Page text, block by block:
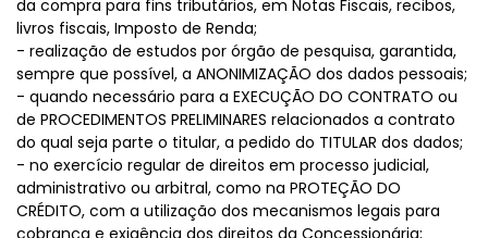
da compra para fins tributários, em Notas Fiscais, recibos,
livros fiscais, Imposto de Renda;
- realização de estudos por órgão de pesquisa, garantida,
sempre que possível, a ANONIMIZAÇÃO dos dados pessoais;
- quando necessário para a EXECUÇÃO DO CONTRATO ou
de PROCEDIMENTOS PRELIMINARES relacionados a contrato
do qual seja parte o titular, a pedido do TITULAR dos dados;
- no exercício regular de direitos em processo judicial,
administrativo ou arbitral, como na PROTEÇÃO DO
CRÉDITO, com a utilização dos mecanismos legais para
cobrança e exigência dos direitos da Concessionária;